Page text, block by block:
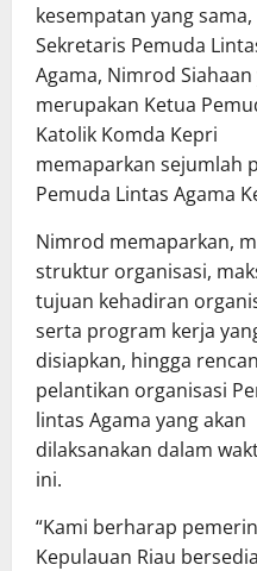
kesempatan yang sama,
Sekretaris Pemuda
Agama, Nimrod Siahaan
merupakan Ketua
Katolik Komda Kepri
memaparkan sejumlah
Pemuda Lintas Agama
Nimrod memaparkan,
struktur organisasi,
tujuan kehadiran
serta program kerja
disiapkan, hingga
pelantikan organisasi
lintas Agama yang akan
dilaksanakan dalam
ini.
“Kami berharap
Kepulauan Riau bersedia